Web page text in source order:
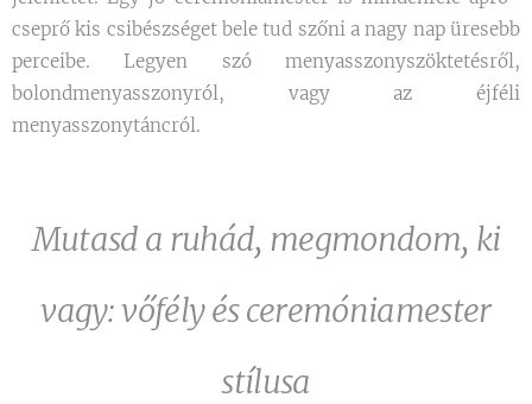
cseprő kis csibészséget bele tud szőni a nagy nap üresebb
perceibe. Legyen szó menyasszonyszöktetésről,
bolondmenyasszonyról, vagy az éjféli
menyasszonytáncról.
Mutasd a ruhád, megmondom, ki
vagy: vőfély és ceremóniamester
stílusa